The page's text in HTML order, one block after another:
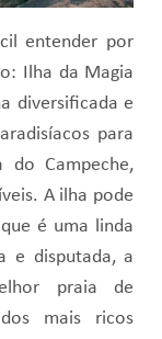
entender por
Ilha da Magia
diversificada e
para
Campeche,
A ilha pode
é uma linda
e disputada, a
praia de
mais ricos